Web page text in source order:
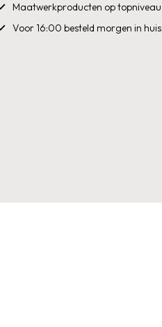
Maatwerkproducten op topniveau
Voor 16:00 besteld morgen in huis